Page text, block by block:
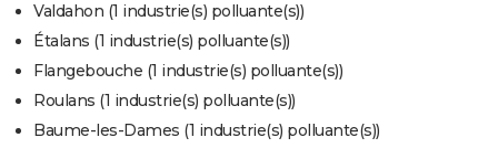
S'inscrire
Se connecter
Lycées
Collèges
Primaires
Universités
Entreprises
Service militaire
Avis de recherche
AVIS DE DÉCÈS
FORUM
Bricolage
Lifestyle
Culture
Sport
Auto
Television
Voyage
Cinema
Valdahon (1 industrie(s) polluante(s))
Étalans (1 industrie(s) polluante(s))
Flangebouche (1 industrie(s) polluante(s))
Roulans (1 industrie(s) polluante(s))
Baume-les-Dames (1 industrie(s) polluante(s))